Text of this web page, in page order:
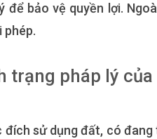
để bảo vệ quyền lợi.
phép.
trạng pháp lý
sử dụng đất, có